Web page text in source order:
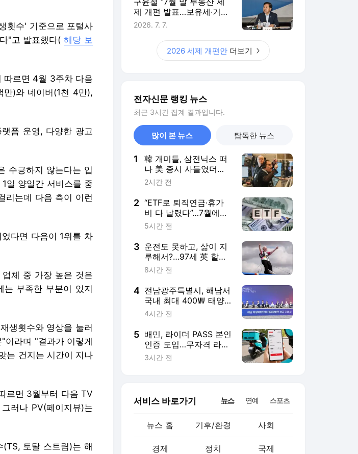
횟수' 기준으로 포털사
"고 발표했다(해당 보
따르면 4월 3주차 다음
)와 네이버(1천 4만),
폼 운영, 다양한 광고
수긍하지 않는다는 입
일 양일간 서비스를 중
리는데 다음 측이 이런
다면 다음이 1위를 차
체 중 가장 높은 것은
는 부족한 부분이 있지
생횟수와 영상을 눌러
이라며 "결과가 이렇게
는 건지는 시간이 지나
르면 3월부터 다음 TV
러나 PV(페이지뷰)는
토탈 스트림)는 해
제 개편 발표…보유세·거래
세 균형 검토”
2026. 7. 7.
2026 세제 개편안 더보기
전자신문 랭킹 뉴스
최근 3시간 집계 결과입니다.
많이 본 뉴스 탐독한 뉴스
1
韓 개미들, 삼전닉스 떠
나 美 증시 사들였더
니…월가 “위험자산 줄
2시간 전
2 “ETF로 퇴직연금·휴가
비 다 날렸다”…7월에만
78% 하락·78조 증발
5시간 전
3 운전도 못하고, 삶이 지
루해서?…97세 英 할머
니, 비행기 날개에 매달
8시간 전
4 전남광주특별시, 해남서
국내 최대 400㎿ 태양
광발전사업 착공…2028
4시간 전
5 배민, 라이더 PASS 본인
인증 도입…무자격 라이
더 차단
3시간 전
서비스 바로가기 뉴스 연예 스포츠
뉴스 홈 기후/환경 사회
경제 정치 국제